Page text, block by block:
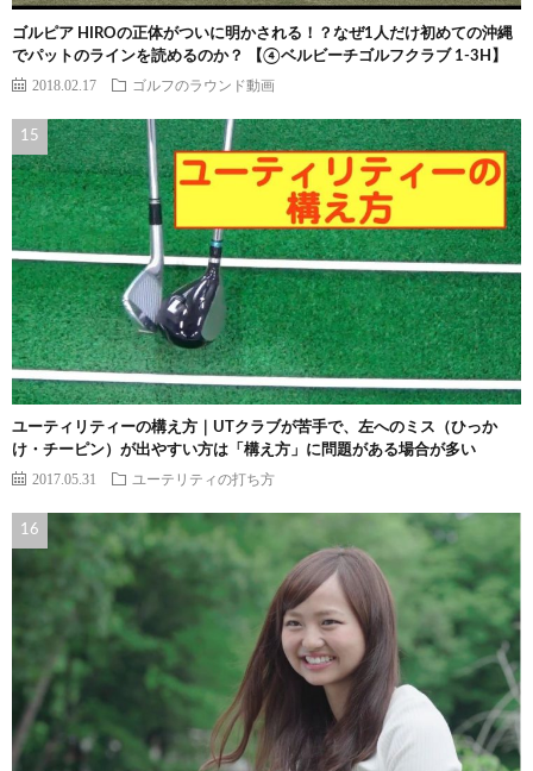
ゴルピア HIROの正体がついに明かされる！？なぜ1人だけ初めての沖縄
でパットのラインを読めるのか？ 【④ベルビーチゴルフクラブ 1-3H】
2018.02.17 ゴルフのラウンド動画
ユーティリティーの構え方｜UTクラブが苦手で、左へのミス（ひっか
け・チーピン）が出やすい方は「構え方」に問題がある場合が多い
2017.05.31 ユーテリティの打ち方